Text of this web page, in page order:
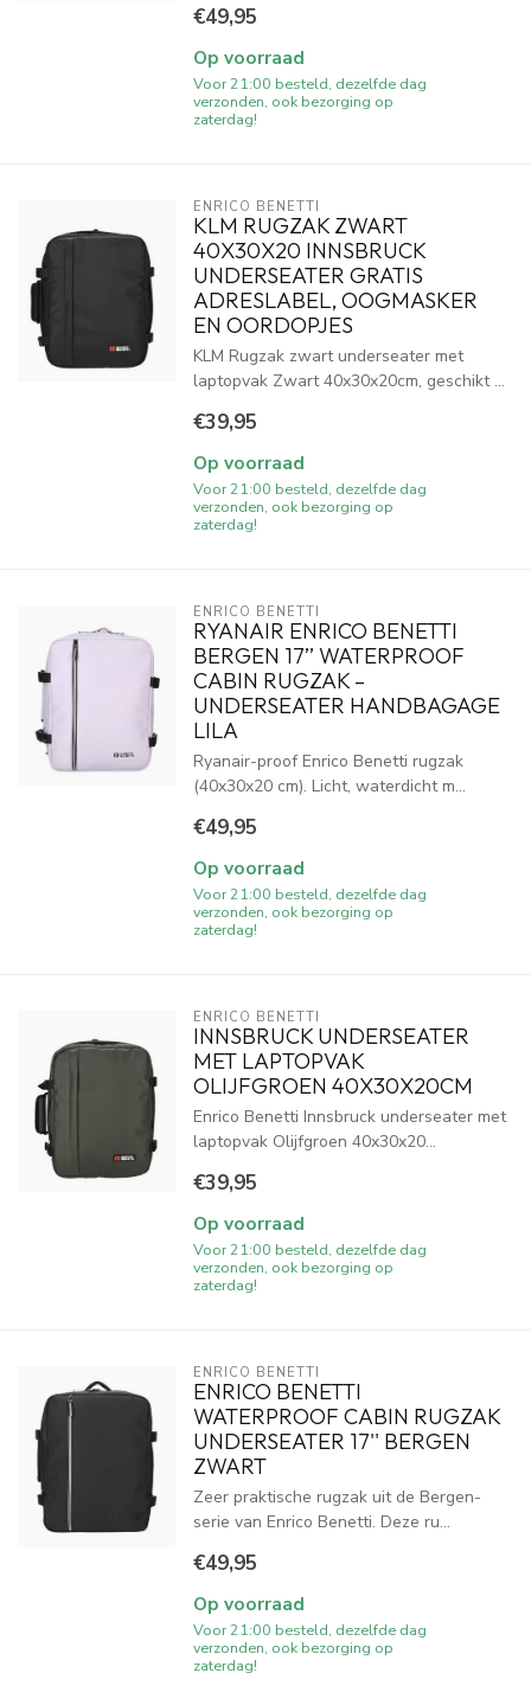
€49,95
Op voorraad
Voor 21:00 besteld, dezelfde dag
verzonden, ook bezorging op
zaterdag!
ENRICO BENETTI
KLM RUGZAK ZWART
40X30X20 INNSBRUCK
UNDERSEATER GRATIS
ADRESLABEL, OOGMASKER
EN OORDOPJES
KLM Rugzak zwart underseater met
laptopvak Zwart 40x30x20cm, geschikt ...
€39,95
Op voorraad
Voor 21:00 besteld, dezelfde dag
verzonden, ook bezorging op
zaterdag!
ENRICO BENETTI
RYANAIR ENRICO BENETTI
BERGEN 17’’ WATERPROOF
CABIN RUGZAK –
UNDERSEATER HANDBAGAGE
LILA
Ryanair-proof Enrico Benetti rugzak
(40x30x20 cm). Licht, waterdicht m...
€49,95
Op voorraad
Voor 21:00 besteld, dezelfde dag
verzonden, ook bezorging op
zaterdag!
ENRICO BENETTI
INNSBRUCK UNDERSEATER
MET LAPTOPVAK
OLIJFGROEN 40X30X20CM
Enrico Benetti Innsbruck underseater met
laptopvak Olijfgroen 40x30x20...
€39,95
Op voorraad
Voor 21:00 besteld, dezelfde dag
verzonden, ook bezorging op
zaterdag!
ENRICO BENETTI
ENRICO BENETTI
WATERPROOF CABIN RUGZAK
UNDERSEATER 17'' BERGEN
ZWART
Zeer praktische rugzak uit de Bergen-
serie van Enrico Benetti. Deze ru...
€49,95
Op voorraad
Voor 21:00 besteld, dezelfde dag
verzonden, ook bezorging op
zaterdag!